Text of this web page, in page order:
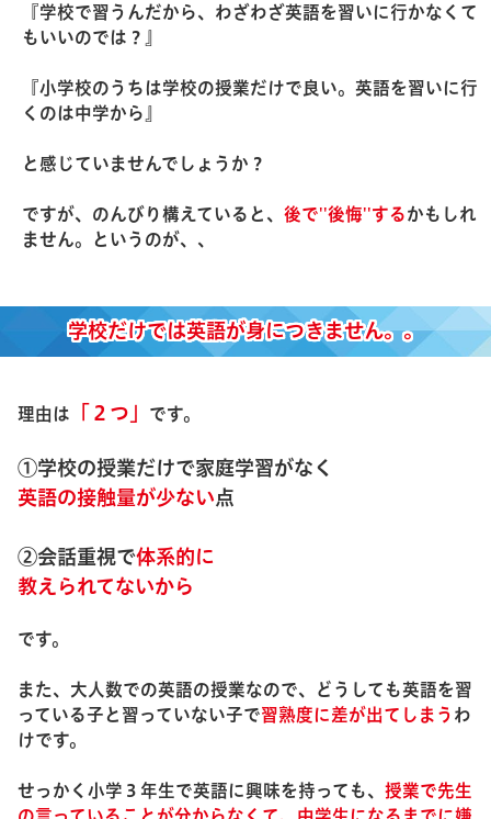
『学校で習うんだから、わざわざ英語を習いに行かなくて
もいいのでは？』
『小学校のうちは学校の授業だけで良い。英語を習いに行
くのは中学から』
と感じていませんでしょうか？
ですが、のんびり構えていると、 後で''後悔''するかもしれ
ません。というのが、、
学校だけでは英語が身につきません。。
理由は 「２つ」 です。
①学校の授業だけで家庭学習がなく
英語の接触量が少ない点
②会話重視で体系的に
教えられてないから
です。
また、大人数での英語の授業なので、どうしても英語を習
っている子と習っていない子で習熟度に差が出てしまう わ
けです。
せっかく小学３年生で英語に興味を持っても、 授業で先生